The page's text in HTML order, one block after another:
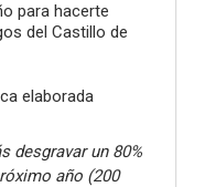
para hacerte
del Castillo de
elaborada
desgravar un 80%
año (200